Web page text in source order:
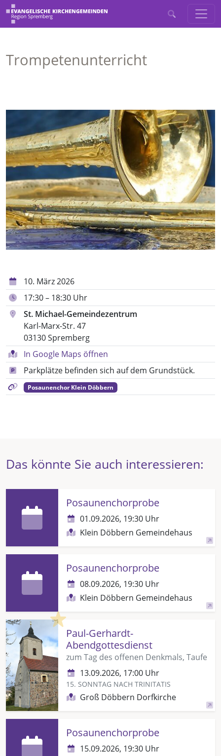
Trompetenunterricht
10. März 2026
17:30 – 18:30 Uhr
St. Michael-Gemeindezentrum
Karl-Marx-Str. 47
03130 Spremberg
In Google Maps öffnen
Parkplätze befinden sich auf dem Grundstück.
Posaunenchor Klein Döbbern
Das könnte Sie auch interessieren:
Posaunenchorprobe
01.09.2026, 19:30 Uhr
Klein Döbbern Gemeindehaus
Posaunenchorprobe
08.09.2026, 19:30 Uhr
Klein Döbbern Gemeindehaus
Highlight
Paul-Gerhardt-
Abendgottesdienst
zum Tag des offenen Denkmals, Taufe
13.09.2026, 17:00 Uhr
15. SONNTAG NACH TRINITATIS
Groß Döbbern Dorfkirche
Posaunenchorprobe
15.09.2026, 19:30 Uhr